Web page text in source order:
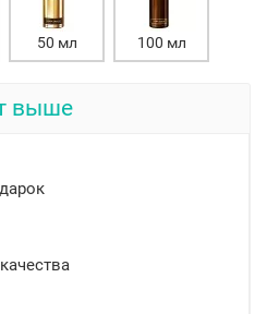
50 мл 100 мл
выше